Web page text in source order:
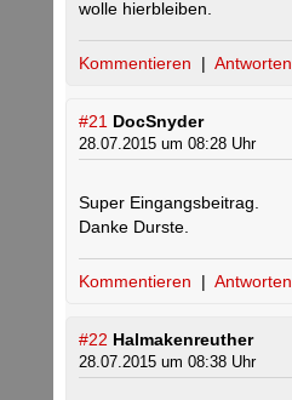
wolle hierbleiben.
Kommentieren | Antworten
#21 DocSnyder
28.07.2015 um 08:28 Uhr
Super Eingangsbeitrag.
Danke Durste.
Kommentieren | Antworten
#22 Halmakenreuther
28.07.2015 um 08:38 Uhr